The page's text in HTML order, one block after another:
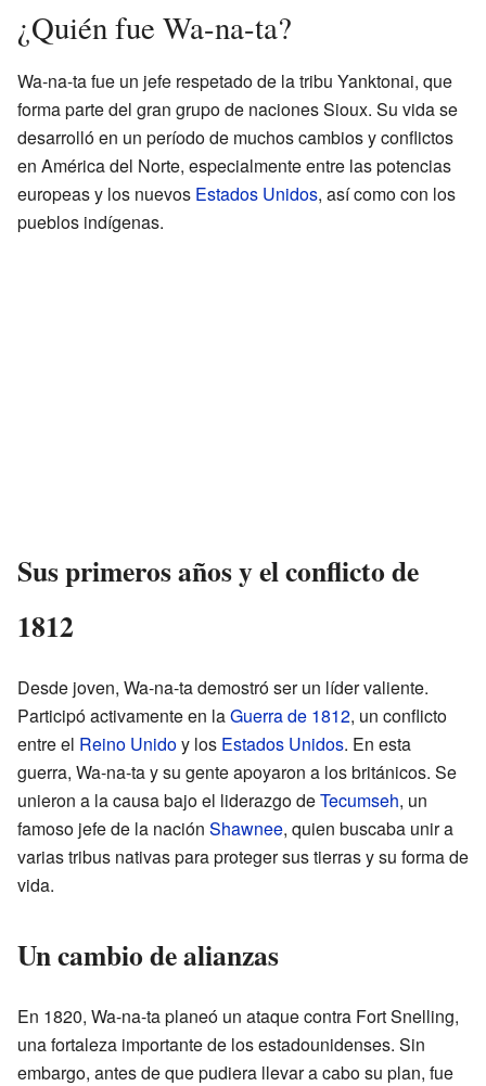
¿Quién fue Wa-na-ta?
Wa-na-ta fue un jefe respetado de la tribu Yanktonai, que
forma parte del gran grupo de naciones Sioux. Su vida se
desarrolló en un período de muchos cambios y conflictos
en América del Norte, especialmente entre las potencias
europeas y los nuevos Estados Unidos, así como con los
pueblos indígenas.
Sus primeros años y el conflicto de
1812
Desde joven, Wa-na-ta demostró ser un líder valiente.
Participó activamente en laGuerra de 1812, un conflicto
entre el Reino Unidoy los Estados Unidos. En esta
guerra, Wa-na-ta y su gente apoyaron a los británicos. Se
unieron a la causa bajo el liderazgo deTecumseh, un
famoso jefe de la nación Shawnee, quien buscaba unir a
varias tribus nativas para proteger sus tierras y su forma de
vida.
Un cambio de alianzas
En 1820, Wa-na-ta planeó un ataque contra Fort Snelling,
una fortaleza importante de los estadounidenses. Sin
embargo, antes de que pudiera llevar a cabo su plan, fue